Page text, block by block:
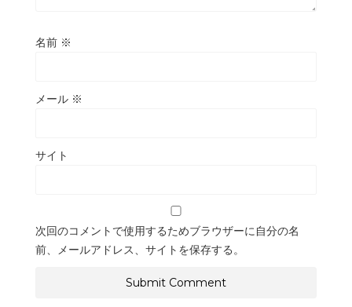
名前 ※
メール ※
サイト
次回のコメントで使用するためブラウザーに自分の名
前、メールアドレス、サイトを保存する。